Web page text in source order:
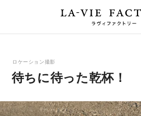
ロケーション撮影
待ちに待った乾杯！